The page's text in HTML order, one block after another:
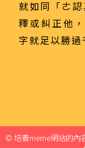
就如同「ㄜ
釋或糾正他
字就足以勝過
© 培養meme網站的內